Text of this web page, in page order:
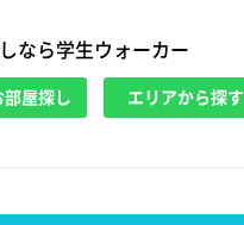
なら学生ウォーカー
屋探し エリアから探す